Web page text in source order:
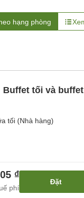
hạng phòng
Buffet tối và
tối (Nhà hàng)
₫
phí
Đặt